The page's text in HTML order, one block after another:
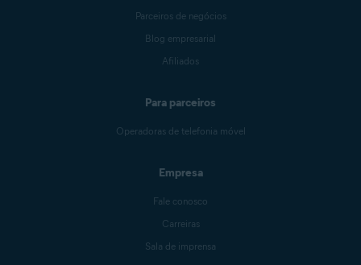
Parceiros de negócios
Blog empresarial
Afiliados
Para parceiros
Operadoras de telefonia móvel
Empresa
Fale conosco
Carreiras
Sala de imprensa